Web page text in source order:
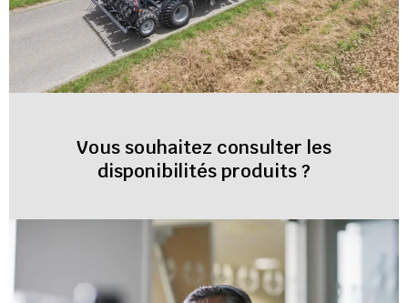
Vous souhaitez consulter les
disponibilités produits ?